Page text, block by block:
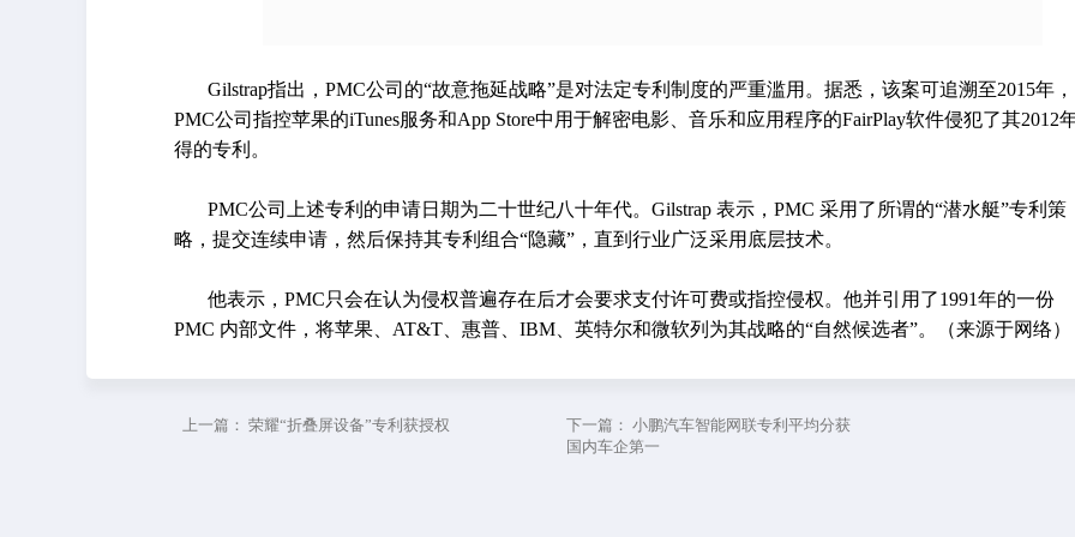
Gilstrap指出，PMC公司的“故意拖延战略”是对法定专利制度的严重滥用。据悉，该案可追溯至2015年，
PMC公司指控苹果的iTunes服务和App Store中用于解密电影、音乐和应用程序的FairPlay软件侵犯了其2012
得的专利。
PMC公司上述专利的申请日期为二十世纪八十年代。Gilstrap 表示，PMC 采用了所谓的“潜水艇”专利策
略，提交连续申请，然后保持其专利组合“隐藏”，直到行业广泛采用底层技术。
他表示，PMC只会在认为侵权普遍存在后才会要求支付许可费或指控侵权。他并引用了1991年的一份
PMC 内部文件，将苹果、AT&T、惠普、IBM、英特尔和微软列为其战略的“自然候选者”。（来源于网络）
上一篇： 荣耀“折叠屏设备”专利获授权 下一篇： 小鹏汽车智能网联专利平均分获
国内车企第一